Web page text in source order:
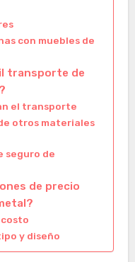
con muebles de
transporte de
el transporte
otros materiales
seguro de
de precio
y diseño